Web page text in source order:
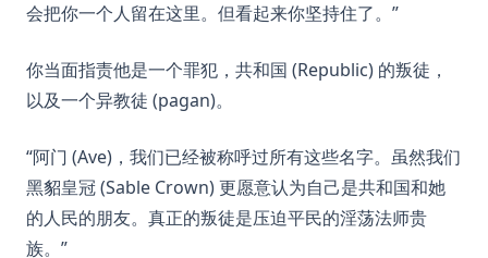
会把你一个人留在这里。但看起来你坚持住了。”
你当面指责他是一个罪犯，共和国 (Republic) 的叛徒，
以及一个异教徒 (pagan)。
“阿门 (Ave)，我们已经被称呼过所有这些名字。虽然我们
黑貂皇冠 (Sable Crown) 更愿意认为自己是共和国和她
的人民的朋友。真正的叛徒是压迫平民的淫荡法师贵
族。”